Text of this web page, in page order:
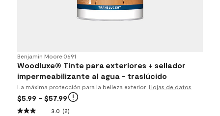
Benjamin Moore•0691
Woodluxe® Tinte para exteriores + sellador
impermeabilizante al agua - traslúcido​​​​​​​
La máxima protección para la belleza exterior. Hojas de datos
$5.99 - $57.99
3.0 (2)